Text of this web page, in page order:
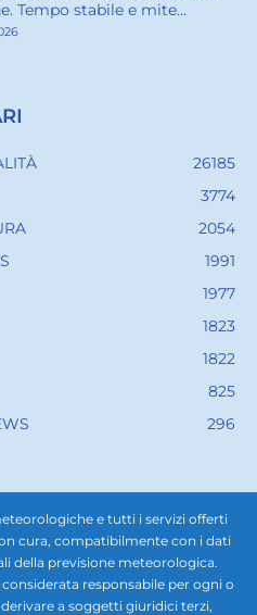
Tempo stabile e mite...
26185
3774
2054
1991
1977
1823
1822
825
296
e tutti i servizi offerti
cura, compatibilmente con i dati
della previsione meteorologica.
responsabile per ogni o
a soggetti giuridici terzi,